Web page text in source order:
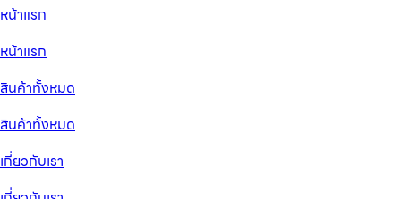
หน้าแรก
หน้าแรก
สินค้าทั้งหมด
สินค้าทั้งหมด
เกี่ยวกับเรา